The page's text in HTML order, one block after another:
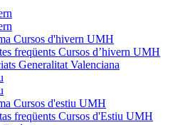
Cursos d'hivern UMH
freqüents Cursos d’hivern UMH
Generalitat Valenciana
Cursos d'estiu UMH
freqüents Cursos d'Estiu UMH